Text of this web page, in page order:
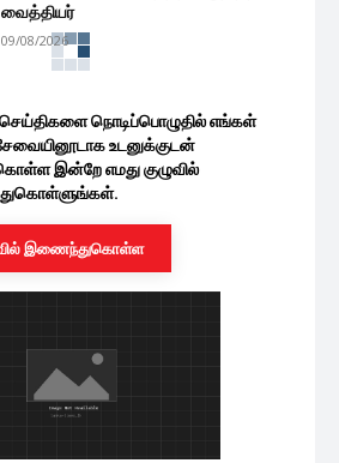
வைத்தியர்
09/08/2026
அதிகரிக்கும் இந்திய சுற்றுலா பயணிகளின்
வருகை
09/08/2026
கட்டுப்பணம் செலுத்திய சில வேட்பாளர்கள்
குறித்த உண்மையை அம்பலப்படுத்திய
நாடாளுமன்ற உறுப்பினர்களின் வெளிநாட்டு
பயணங்கள் குறித்து வெளியான அறிவிப்பு
09/08/2026